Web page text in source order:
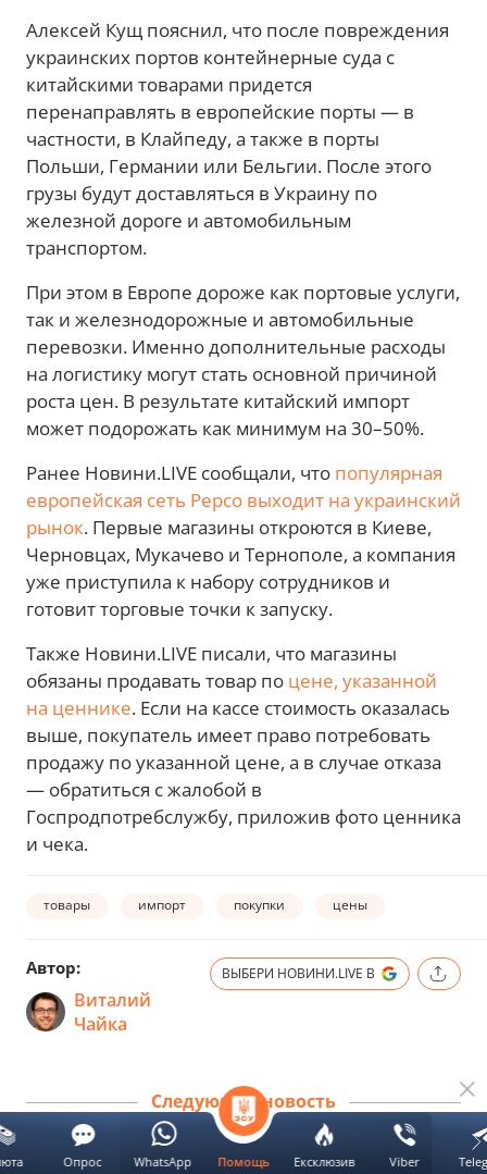
Алексей Кущ пояснил, что после повреждения
украинских портов контейнерные суда с
китайскими товарами придется
перенаправлять в европейские порты — в
частности, в Клайпеду, а также в порты
Польши, Германии или Бельгии. После этого
грузы будут доставляться в Украину по
железной дороге и автомобильным
транспортом.
При этом в Европе дороже как портовые услуги,
так и железнодорожные и автомобильные
перевозки. Именно дополнительные расходы
на логистику могут стать основной причиной
роста цен. В результате китайский импорт
может подорожать как минимум на 30–50%.
Ранее Новини.LIVE сообщали, что популярная
европейская сеть Pepco выходит на украинский
рынок. Первые магазины откроются в Киеве,
Черновцах, Мукачево и Тернополе, а компания
уже приступила к набору сотрудников и
готовит торговые точки к запуску.
Также Новини.LIVE писали, что магазины
обязаны продавать товар по цене, указанной
на ценнике. Если на кассе стоимость оказалась
выше, покупатель имеет право потребовать
продажу по указанной цене, а в случае отказа
— обратиться с жалобой в
Госпродпотребслужбу, приложив фото ценника
и чека.
товары импорт покупки цены
Автор:
Виталий
Чайка
ВЫБЕРИ НОВИНИ.LIVE В
Следующая новость
Помощь Ексклюзив Viber
Опрос WhatsApp